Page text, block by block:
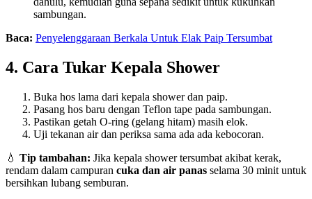
sambungan.
Baca: Penyelenggaraan Berkala Untuk Elak Paip Tersumbat
4. Cara Tukar Kepala Shower
Buka hos lama dari kepala shower dan paip.
Pasang hos baru dengan Teflon tape pada sambungan.
Pastikan getah O-ring (gelang hitam) masih elok.
Uji tekanan air dan periksa sama ada ada kebocoran.
💧 Tip tambahan: Jika kepala shower tersumbat akibat kerak,
rendam dalam campuran cuka dan air panas selama 30 minit untuk
bersihkan lubang semburan.